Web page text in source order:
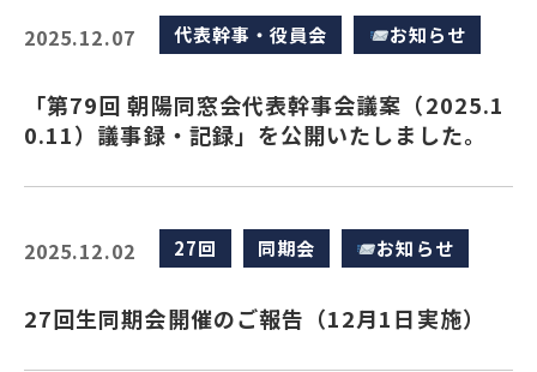
2025.12.07 代表幹事・役員会 お知らせ
「第79回 朝陽同窓会代表幹事会議案（2025.1
0.11）議事録・記録」を公開いたしました。
2025.12.02 27回 同期会 お知らせ
27回生同期会開催のご報告（12月1日実施）